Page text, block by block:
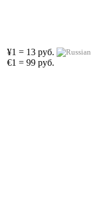
¥1 = 13 руб.
€1 = 99 руб.